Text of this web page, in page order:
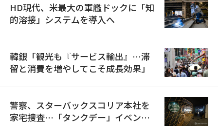
HD現代、米最大の軍艦ドックに「知
的溶接」システムを導入へ
韓銀「観光も『サービス輸出』…滞
留と消費を増やしてこそ成長効果」
警察、スターバックスコリア本社を
家宅捜査…「タンクデー」イベント